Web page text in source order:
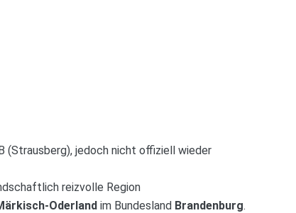
(Strausberg), jedoch nicht offiziell wieder
reizvolle Region
Oderland im Bundesland Brandenburg.